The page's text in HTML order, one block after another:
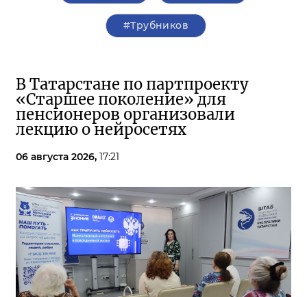
#Трубников
В Татарстане по партпроекту
«Старшее поколение» для
пенсионеров организовали
лекцию о нейросетях
06 августа 2026, 17:21